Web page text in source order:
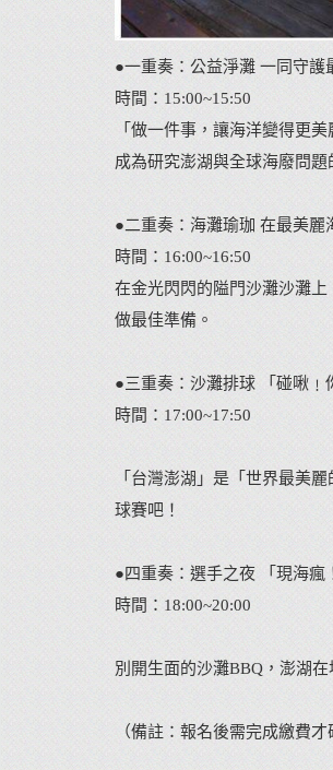
●一重奏：公益淨灘 一同守護
時間：15:00~15:50
「做一件事，讓海洋變得更
成為研究澎湖與全球海廢問
●二重奏：海灘瑜珈 在最美
時間：16:00~16:50
在金光閃閃的隘門沙灘沙灘
做最佳準備。
●三重奏：沙灘排球 「碰啾
時間：17:00~17:50
「台灣澎湖」是「世界最美
球賽吧！
●四重奏：選手之夜 「現海瘋
時間：18:00~20:00
別開生面的沙灘BBQ，澎湖
（備註：報名後需完成繳費才